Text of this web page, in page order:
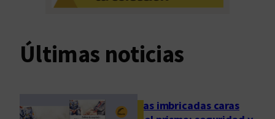
a
n
e
n
Últimas noticias
Las imbricadas caras